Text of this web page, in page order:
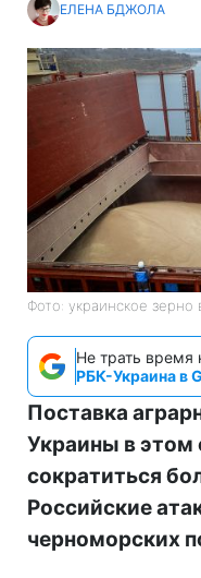
ЕЛЕНА БДЖОЛА
Фото: украинское
Не трать время
РБК-Украина в
Поставка
Украины в этом
сократиться
Российские
черноморских